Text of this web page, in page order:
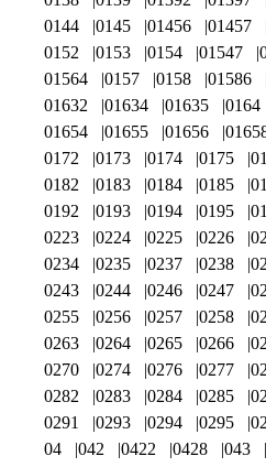
0144
0145 01456 01457
0152
0153 0154 01547
01564
0157 0158 01586
01632
01634 01635 0164
01654
01655 01656
0172
0173 0174 0175
0182
0183 0184 0185
0192
0193 0194 0195
0223
0224 0225 0226
0234
0235 0237 0238
0243
0244 0246 0247
0255
0256 0257 0258
0263
0264 0265 0266
0270
0274 0276 0277
0282
0283 0284 0285
0291
0293 0294 0295
04
042 0422 0428 043